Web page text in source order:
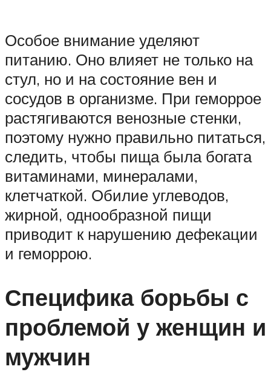
Особое внимание уделяют
питанию. Оно влияет не только на
стул, но и на состояние вен и
сосудов в организме. При геморрое
растягиваются венозные стенки,
поэтому нужно правильно питаться,
следить, чтобы пища была богата
витаминами, минералами,
клетчаткой. Обилие углеводов,
жирной, однообразной пищи
приводит к нарушению дефекации
и геморрою.
Специфика борьбы с
проблемой у женщин и
мужчин